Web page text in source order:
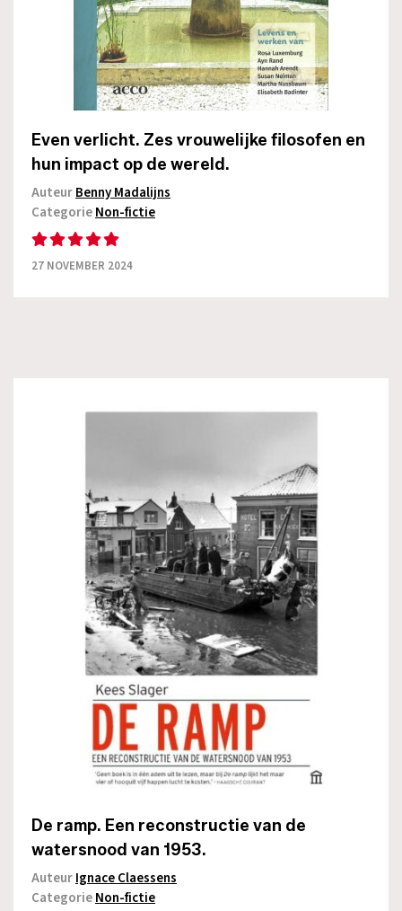
Even verlicht. Zes vrouwelijke filosofen en
hun impact op de wereld.
AuteurBenny Madalijns
CategorieNon-fictie
27 NOVEMBER 2024
De ramp. Een reconstructie van de
watersnood van 1953.
AuteurIgnace Claessens
CategorieNon-fictie